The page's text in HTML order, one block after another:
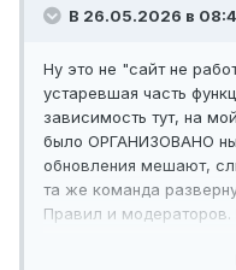
В 26.05.2026 в
Ну это не "сайт не
устаревшая часть
зависимость тут, на
было ОРГАНИЗОВАНО
обновления мешают,
та же команда
Правил и модераторов.